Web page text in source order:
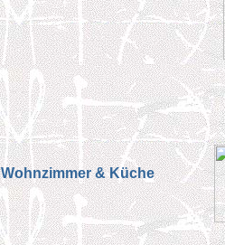
Wohnzimmer & Küche